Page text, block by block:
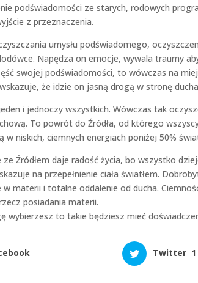
podświadomości ze starych, rodowych
z przeznaczenia.
umysłu podświadomego,
Napędza on emocje, wywala traumy
swojej podświadomości, to wówczas na
że idzie on jasną drogą w stronę
i jednoczy wszystkich. Wówczas tak
To powrót do Źródła, od którego
w niskich, ciemnych energiach poniżej 50%
ze Źródłem daje radość życia, bo wszystko
na przepełnienie ciała światłem.
w materii i totalne oddalenie od ducha.
posiadania materii.
wybierzesz to takie będziesz mieć
Twitter 1